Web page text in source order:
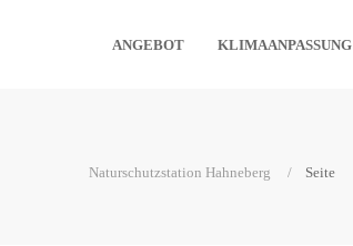
ANGEBOT KLIMAANPASSUNG
Naturschutzstation Hahneberg Seite